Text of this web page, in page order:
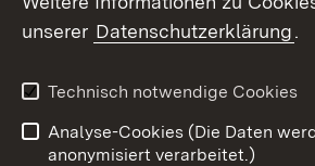
X / Twitter
Youtube
unserer Datenschutzerklärung.
Technisch notwendige Cookies
Analyse-Cookies (Die Daten
anonymisiert verarbeitet.)